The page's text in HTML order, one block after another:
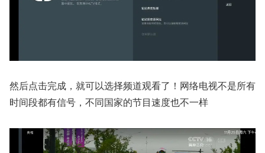
然后点击完成，就可以选择频道观看了！网络电视不是所有
时间段都有信号，不同国家的节目速度也不一样